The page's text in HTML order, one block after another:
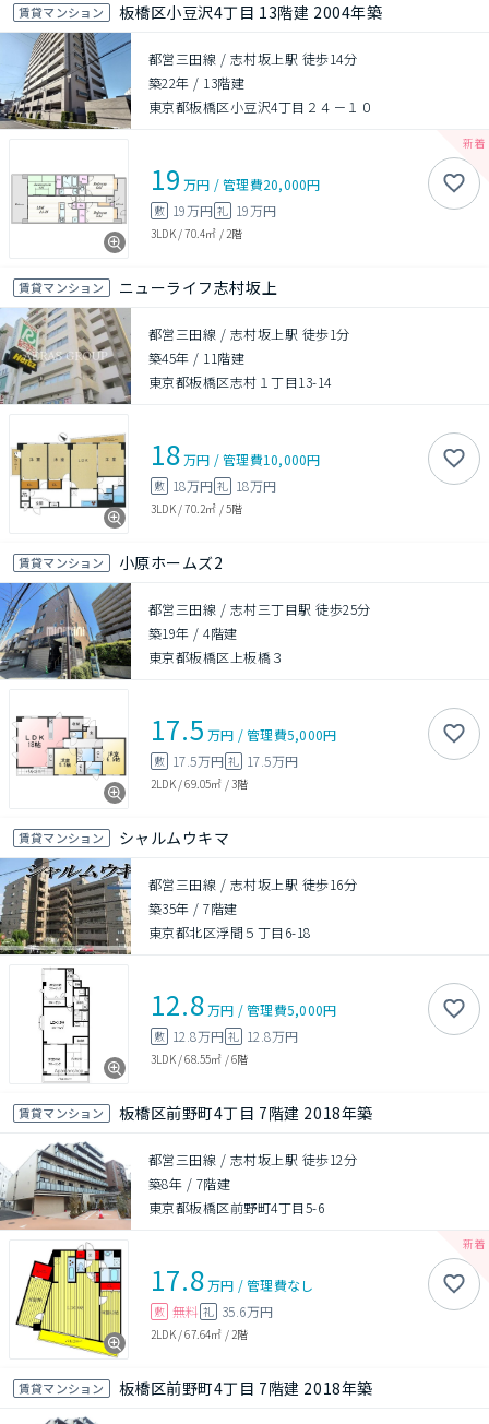
賃貸マンション 板橋区小豆沢4丁目 13階建 2004年築
都営三田線 / 志村坂上駅 徒歩14分
築22年 / 13階建
東京都板橋区小豆沢4丁目２４－１０
19 万円 /管理費20,000円
敷 19万円 礼 19万円
3LDK/70.4㎡ / 2階
賃貸マンション ニューライフ志村坂上
都営三田線 / 志村坂上駅 徒歩1分
築45年 / 11階建
東京都板橋区志村１丁目13-14
18万円 /管理費10,000円
敷 18万円 礼 18万円
3LDK/70.2㎡ /5階
賃貸マンション 小原ホームズ2
都営三田線 / 志村三丁目駅 徒歩25分
築19年 /4階建
東京都板橋区上板橋３
17.5 万円 /管理費5,000円
敷 17.5万円 礼 17.5万円
2LDK/69.05㎡ /3階
賃貸マンション シャルムウキマ
都営三田線 / 志村坂上駅 徒歩16分
築35年 /7階建
東京都北区浮間５丁目6-18
12.8万円 /管理費5,000円
敷 12.8万円 礼 12.8万円
3LDK/68.55㎡ /6階
賃貸マンション 板橋区前野町4丁目 7階建 2018年築
都営三田線 / 志村坂上駅 徒歩12分
築8年 / 7階建
東京都板橋区前野町4丁目5-6
17.8万円 /管理費なし
敷 無料 礼 35.6万円
2LDK/67.64㎡ / 2階
賃貸マンション 板橋区前野町4丁目 7階建 2018年築